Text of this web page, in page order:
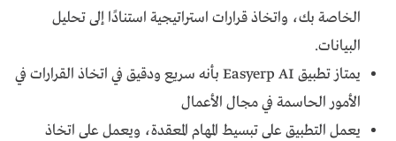
الخاصة بك، واتخاذ قرارات استراتيجية استنادًا إلى تحليل
البيانات.
يمتاز تطبيق Easyerp AI بأنه سريع ودقيق في اتخاذ القرارات في
الأمور الحاسمة في مجال الأعمال
يعمل التطبيق على تبسيط المهام المعقدة، ويعمل على اتخاذ